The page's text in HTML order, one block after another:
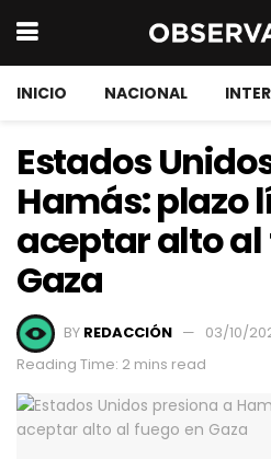
INICIO NACIONAL
Estados
Hamás: plazo
aceptar alto al
Gaza
BY REDACCIÓN
03/10/
Reading Time: 2 mins read